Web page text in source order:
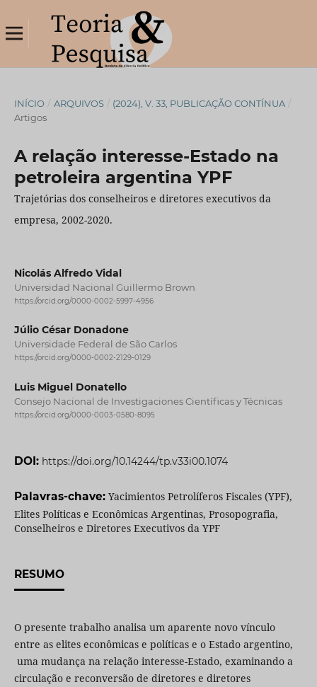
INÍCIO / ARQUIVOS / (2024), V. 33, PUBLICAÇÃO CONTÍNUA /
Artigos
A relação interesse-Estado na
petroleira argentina YPF
Trajetórias dos conselheiros e diretores executivos da
empresa, 2002-2020.
Nicolás Alfredo Vidal
Universidad Nacional Guillermo Brown
https://orcid.org/0000-0002-5997-4956
Júlio César Donadone
Universidade Federal de São Carlos
https://orcid.org/0000-0002-2129-0129
Luis Miguel Donatello
Consejo Nacional de Investigaciones Científicas y Técnicas
https://orcid.org/0000-0003-0580-8095
DOI: https://doi.org/10.14244/tp.v33i00.1074
Palavras-chave: Yacimientos Petrolíferos Fiscales (YPF),
Elites Políticas e Econômicas Argentinas, Prosopografia,
Conselheiros e Diretores Executivos da YPF
RESUMO
O presente trabalho analisa um aparente novo vínculo
entre as elites econômicas e políticas e o Estado argentino,
uma mudança na relação interesse-Estado, examinando a
circulação e reconversão de diretores e diretores